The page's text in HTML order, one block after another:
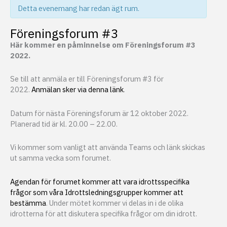
Detta evenemang har redan ägt rum.
Föreningsforum #3
Här kommer en påminnelse om Föreningsforum #3
2022.
Se till att anmäla er till Föreningsforum #3 för
2022. Anmälan sker via denna länk.
Datum för nästa Föreningsforum är 12 oktober 2022.
Planerad tid är kl. 20.00 – 22.00.
Vi kommer som vanligt att använda Teams och länk skickas
ut samma vecka som forumet.
Agendan för forumet kommer att vara idrottsspecifika
frågor som våra Idrottsledningsgrupper kommer att
bestämma. Under mötet kommer vi delas in i de olika
idrotterna för att diskutera specifika frågor om din idrott.